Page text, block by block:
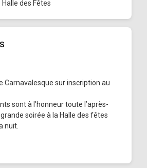
des Fêtes
Carnavalesque sur inscription au
sont à l’honneur toute l’après-
soirée à la Halle des fêtes
nuit.